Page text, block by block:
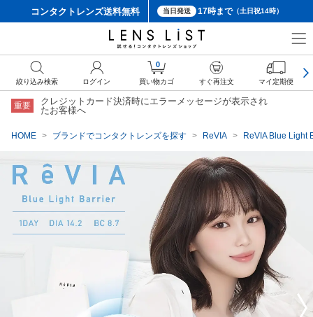
コンタクトレンズ送料無料 当日発送 17時まで（土日祝14時）
重要
クレジットカード決済時にエラーメッセージが表示され
たお客様へ
HOME ブランドでコンタクトレンズを探す ReVIA ReVIA Blue Light
絞り込み検索 ログイン
0
買い物カゴ すぐ再注文 マイ定期便
クーポン詳細